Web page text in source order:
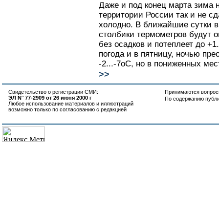
Даже и под конец марта зима
территории России так и не
холодно. В ближайшие сутки
столбики термометров будут
без осадков и потеплеет до
погода и в пятницу, ночью
-2...-7оС, но в пониженных
>>
Свидетельство о регистрации СМИ:
ЭЛ N° 77-2909 от 26 июня 2000 г
Любое использование материалов и иллюстраций
возможно только по согласованию с редакцией
Принимаются
По содержанию